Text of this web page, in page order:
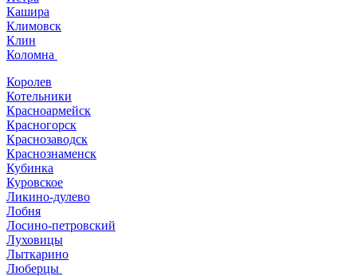
Кашира
Климовск
Клин
Коломна
Королев
Котельники
Красноармейск
Красногорск
Краснозаводск
Краснознаменск
Кубинка
Куровское
Ликино-дулево
Лобня
Лосино-петровский
Луховицы
Лыткарино
Люберцы